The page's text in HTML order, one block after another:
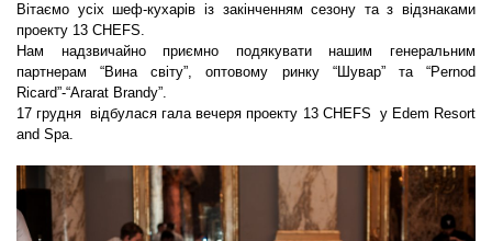
Вітаємо усіх шеф-кухарів із закінченням сезону та з відзнаками
проекту 13 CHEFS.
Нам надзвичайно приємно подякувати нашим генеральним
партнерам “Вина світy”, оптовому ринку “Шувар” та “Pernod
Ricard”-“Ararat Brandy”.
17 грудня відбулася гала вечеря проекту 13 CHEFS у Edem Resort
and Spa.